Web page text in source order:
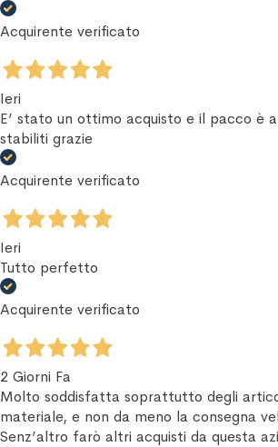
Acquirente verificato
Ieri
E’ stato un ottimo acquisto e il pacco è
stabiliti grazie
Acquirente verificato
Ieri
Tutto perfetto
Acquirente verificato
2 Giorni Fa
Molto soddisfatta soprattutto degli
materiale, e non da meno la consegna
Senz’altro farò altri acquisti da questa